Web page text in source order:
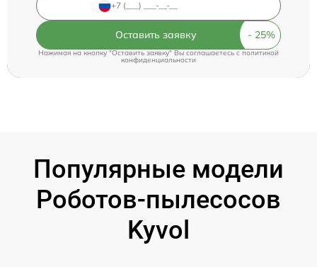
Оставить заявку
Нажимая на кнопку "Оставить заявку" Вы соглашаетесь cполитикой
конфиденциальности
Популярные модели
Роботов-пылесосов
Kyvol